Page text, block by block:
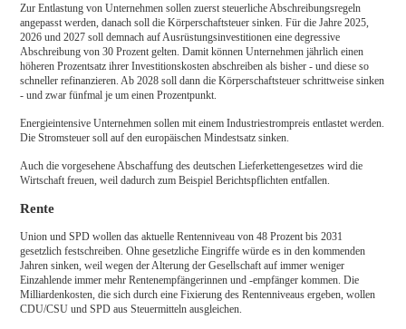
Zur Entlastung von Unternehmen sollen zuerst steuerliche Abschreibungsregeln
angepasst werden, danach soll die Körperschaftsteuer sinken. Für die Jahre 2025,
2026 und 2027 soll demnach auf Ausrüstungsinvestitionen eine degressive
Abschreibung von 30 Prozent gelten. Damit können Unternehmen jährlich einen
höheren Prozentsatz ihrer Investitionskosten abschreiben als bisher - und diese so
schneller refinanzieren. Ab 2028 soll dann die Körperschaftsteuer schrittweise sinken
- und zwar fünfmal je um einen Prozentpunkt.
Energieintensive Unternehmen sollen mit einem Industriestrompreis entlastet werden.
Die Stromsteuer soll auf den europäischen Mindestsatz sinken.
Auch die vorgesehene Abschaffung des deutschen Lieferkettengesetzes wird die
Wirtschaft freuen, weil dadurch zum Beispiel Berichtspflichten entfallen.
Rente
Union und SPD wollen das aktuelle Rentenniveau von 48 Prozent bis 2031
gesetzlich festschreiben. Ohne gesetzliche Eingriffe würde es in den kommenden
Jahren sinken, weil wegen der Alterung der Gesellschaft auf immer weniger
Einzahlende immer mehr Rentenempfängerinnen und -empfänger kommen. Die
Milliardenkosten, die sich durch eine Fixierung des Rentenniveaus ergeben, wollen
CDU/CSU und SPD aus Steuermitteln ausgleichen.